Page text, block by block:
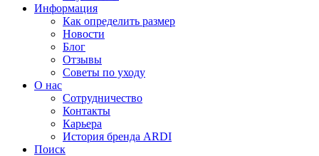
Информация
Как определить размер
Новости
Блог
Отзывы
Советы по уходу
О нас
Сотрудничество
Контакты
Карьера
История бренда ARDI
Поиск